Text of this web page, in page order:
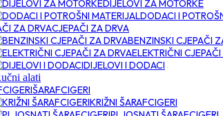
DIJELOVI ZA MOTORKE
DODACI I
CJEPAČI ZA DRVA
BENZINSKI CJEPAČI
ELEKTRIČNI
DIJELOVI I DODACI
alati
ŠARAFCIGERI
KRIŽNI ŠARAFCIGERI